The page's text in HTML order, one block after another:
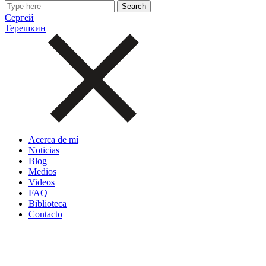
Сергей
Терешкин
Acerca de mí
Noticias
Blog
Medios
Videos
FAQ
Biblioteca
Contacto